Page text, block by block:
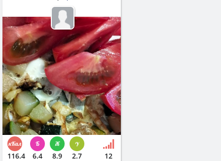
116.4 6.4 8.9 2.7 12